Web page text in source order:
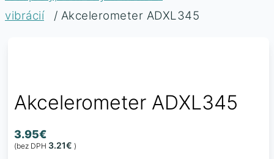
vibrácií
/ Akcelerometer ADXL345
Akcelerometer ADXL345
3.95€
(bez DPH 3.21€ )